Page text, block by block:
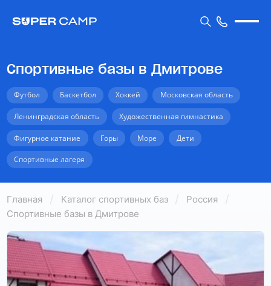
Спортивные базы в Дмитрове
Футбол Баскетбол Хоккей Московская область
Ленинградская область Художественная гимнастика
Фигурное катание Горы Море Дети
Спортивные лагеря
Главная Каталог спортивных баз
Россия
Спортивные базы в Дмитрове